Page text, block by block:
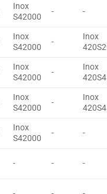
Inox
S42000
- -
Inox
S42000
-
Inox
Inox
S42000
-
Inox
Inox
S42000
-
Inox
Inox
S42000
- -
- - -